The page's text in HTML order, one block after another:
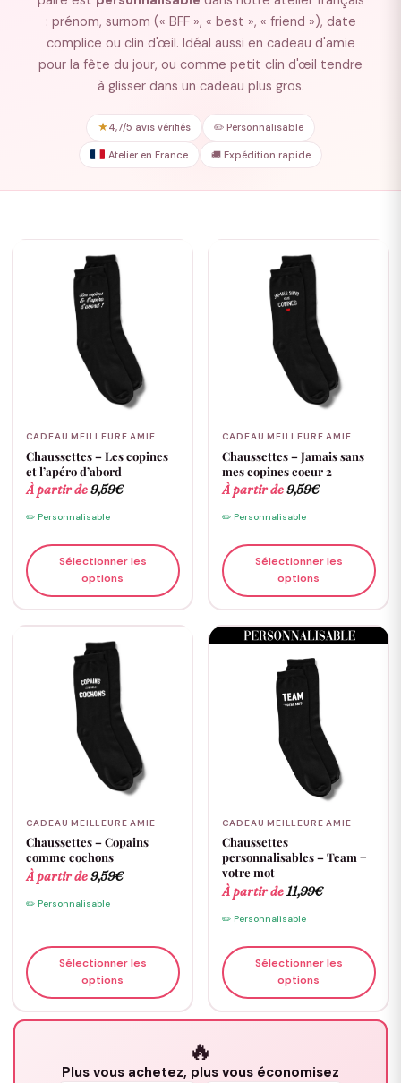
: prénom, surnom (« BFF », « best », « friend »), date
complice ou clin d'œil. Idéal aussi en cadeau d'amie
pour la fête du jour, ou comme petit clin d'œil tendre
à glisser dans un cadeau plus gros.
★4,7/5 avis vérifiés ✏️ Personnalisable
Atelier en France 🚚 Expédition rapide
CADEAU MEILLEURE AMIE
Chaussettes – Les copines
et l’apéro d’abord
À partir de9,59€
✏️ Personnalisable
Sélectionner les
options
CADEAU MEILLEURE AMIE
Chaussettes – Jamais sans
mes copines coeur 2
À partir de9,59€
✏️ Personnalisable
Sélectionner les
options
CADEAU MEILLEURE AMIE
Chaussettes – Copains
comme cochons
À partir de9,59€
✏️ Personnalisable
Sélectionner les
options
CADEAU MEILLEURE AMIE
Chaussettes
personnalisables – Team +
votre mot
À partir de 11,99€
✏️ Personnalisable
Sélectionner les
options
🔥
Plus vous achetez, plus vous économisez